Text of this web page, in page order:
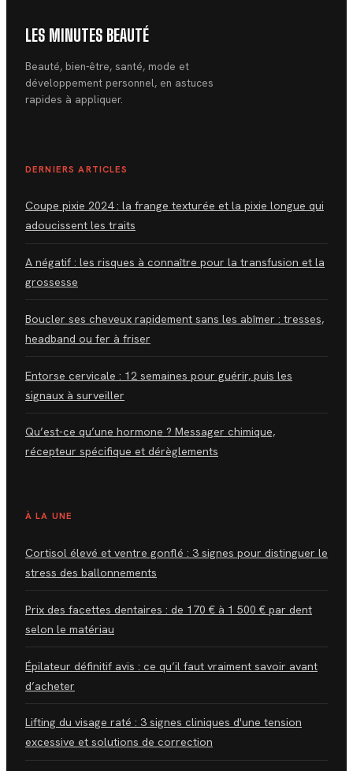
LES MINUTES BEAUTÉ
Beauté, bien-être, santé, mode et
développement personnel, en astuces
rapides à appliquer.
DERNIERS ARTICLES
Coupe pixie 2024 : la frange texturée et la pixie longue qui
adoucissent les traits
A négatif : les risques à connaître pour la transfusion et la
grossesse
Boucler ses cheveux rapidement sans les abîmer : tresses,
headband ou fer à friser
Entorse cervicale : 12 semaines pour guérir, puis les
signaux à surveiller
Qu’est-ce qu’une hormone ? Messager chimique,
récepteur spécifique et dérèglements
À LA UNE
Cortisol élevé et ventre gonflé : 3 signes pour distinguer le
stress des ballonnements
Prix des facettes dentaires : de 170 € à 1 500 € par dent
selon le matériau
Épilateur définitif avis : ce qu’il faut vraiment savoir avant
d’acheter
Lifting du visage raté : 3 signes cliniques d'une tension
excessive et solutions de correction